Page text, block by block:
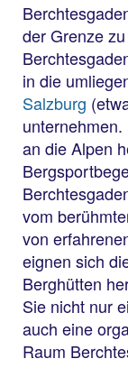
der Grenze zu
in die
Salzburg
an die Alpen
vom
von
eignen sich
Berghütten
Sie nicht nur
auch eine
Raum